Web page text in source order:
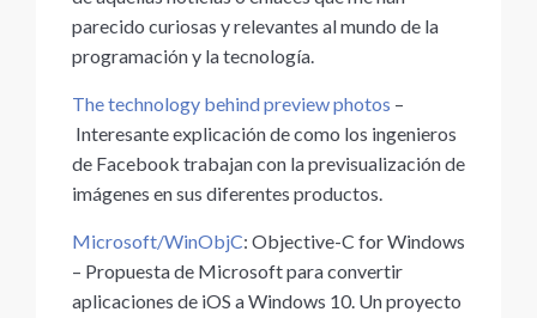
parecido curiosas y relevantes al mundo de la
programación y la tecnología.
The technology behind preview photos –
Interesante explicación de como los ingenieros
de Facebook trabajan con la previsualización de
imágenes en sus diferentes productos.
Microsoft/WinObjC: Objective-C for Windows
– Propuesta de Microsoft para convertir
aplicaciones de iOS a Windows 10. Un proyecto